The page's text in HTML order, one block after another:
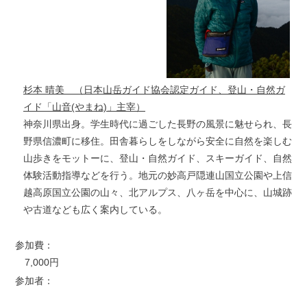
杉本 晴美 （日本山岳ガイド協会認定ガイド、登山・自然ガ
イド「山音(やまね)」主宰）
神奈川県出身。学生時代に過ごした長野の風景に魅せられ、長
野県信濃町に移住。田舎暮らしをしながら安全に自然を楽しむ
山歩きをモットーに、登山・自然ガイド、スキーガイド、自然
体験活動指導などを行う。地元の妙高戸隠連山国立公園や上信
越高原国立公園の山々、北アルプス、八ヶ岳を中心に、山城跡
や古道なども広く案内している。
参加費：
7,000円
参加者：